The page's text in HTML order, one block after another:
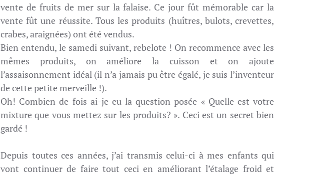
vente de fruits de mer sur la falaise. Ce jour fût mémorable car la
vente fût une réussite. Tous les produits (huîtres, bulots, crevettes,
crabes, araignées) ont été vendus.
Bien entendu, le samedi suivant, rebelote ! On recommence avec les
mêmes produits, on améliore la cuisson et on ajoute
l’assaisonnement idéal (il n’a jamais pu être égalé, je suis l’inventeur
de cette petite merveille !).
Oh! Combien de fois ai-je eu la question posée « Quelle est votre
mixture que vous mettez sur les produits? ». Ceci est un secret bien
gardé !
Depuis toutes ces années, j’ai transmis celui-ci à mes enfants qui
vont continuer de faire tout ceci en améliorant l’étalage froid et